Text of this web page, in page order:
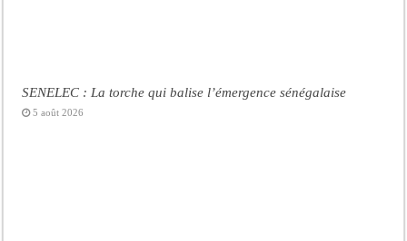
SENELEC : La torche qui balise l’émergence sénégalaise
5 août 2026